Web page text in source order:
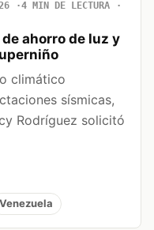
4 MIN DE LECTURA
ahorro de luz y
climático
sísmicas,
Rodríguez solicitó
Venezuela